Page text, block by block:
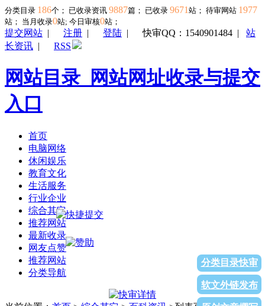
分类目录 186个； 已收录资讯 9887篇； 已收录 9671 站； 待审网站 1977
站； 当月收录0站; 今日审核0站；
提交网站 | 注册 | 登陆 |快审QQ：1540901484 | 站
长资讯 | RSS
网站目录_网站网址收录与提交
入口
首页
电脑网络
休闲娱乐
教育文化
生活服务
行业企业
综合其它
推荐网站
最新收录
网友点赞
推荐网站
分类导航
分类目录快审
软文外链发布